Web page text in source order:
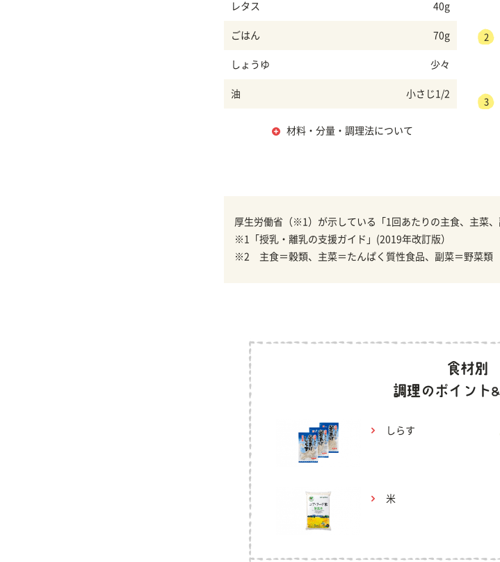
レタス 40g
ごはん 70g
しょうゆ 少々
油 小さじ1/2
材料・分量・調理法について
2
3
厚生労働省（※1）が示している「1回あたりの主食、主菜
※1「授乳・離乳の支援ガイド」(2019年改訂版）
※2 主食＝穀類、主菜＝たんぱく質性食品、副菜＝野菜類
しらす
米